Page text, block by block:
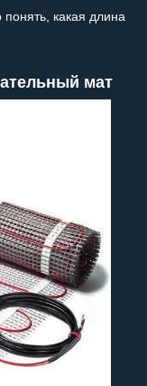
какая длина
мат